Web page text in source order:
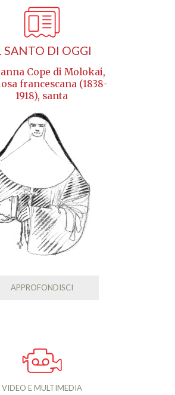
SANTO DI OGGI
Cope di Molokai,
francescana (1838-
1918), santa
APPROFONDISCI
VIDEO E MULTIMEDIA